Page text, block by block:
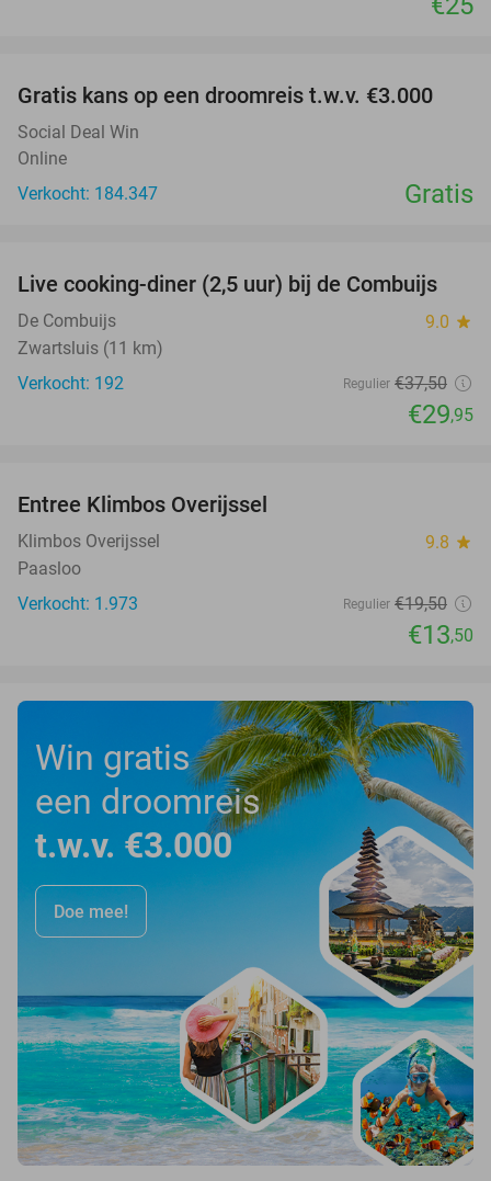
Gratis kans op een droomreis t.w.v. €3.000
Social Deal Win
Online
Verkocht: 184.347
Gratis
20%
Live cooking-diner (2,5 uur) bij de Combuijs
De Combuijs 9.0 star
Zwartsluis (11 km)
Verkocht: 192
Regulier €37,50
€29,95
Entree Klimbos Overijssel
Klimbos Overijssel 9.8 star
Paasloo
Verkocht: 1.973
Regulier €19,50
€13,50
Win gratis
een droomreis
t.w.v. €3.000
Doe mee!